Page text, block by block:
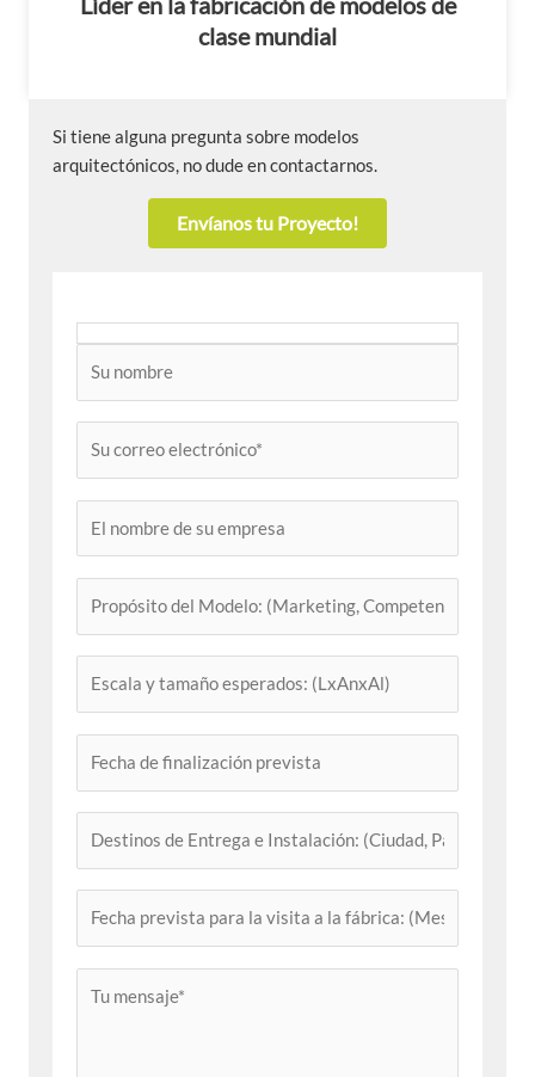
clase mundial
Si tiene alguna pregunta sobre modelos
arquitectónicos, no dude en contactarnos.
Envíanos tu Proyecto!